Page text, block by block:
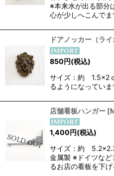
※本来水が出る部分
心が少しへこんでま
ドアノッカー（ライ
850円(税込)
サイズ：約 1.5×2
るようになっていま
店舗看板ハンガー [
1,400円(税込)
サイズ：約 5.2×2.3
金属製 ※ドイツな
るお店の看板を下げ